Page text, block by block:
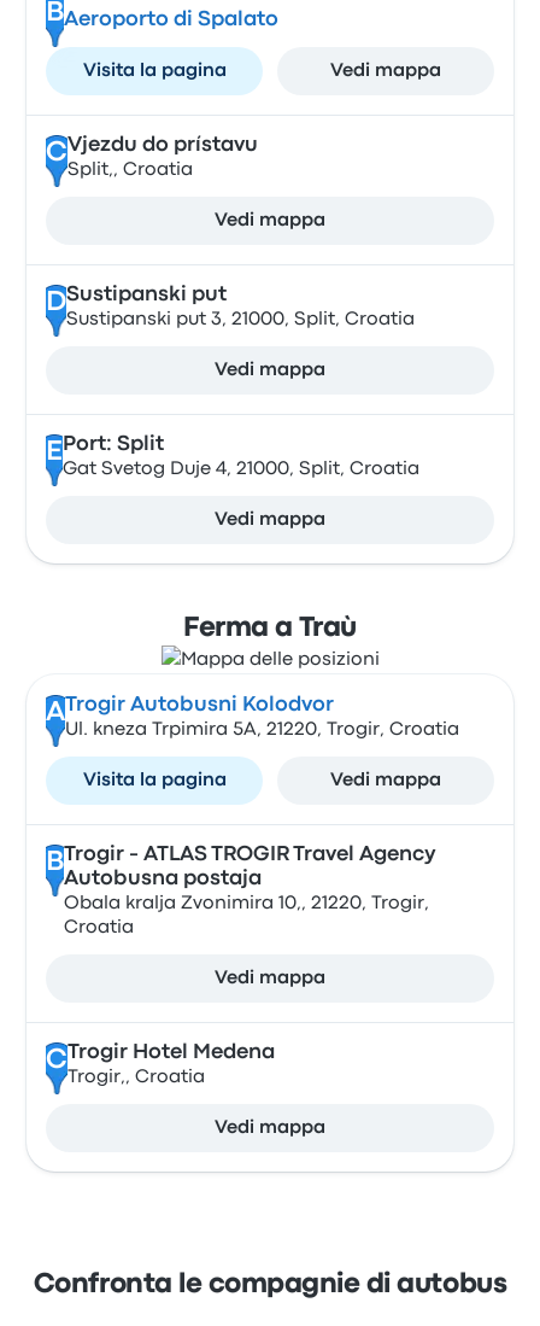
BAeroporto di Spalato
Visita la pagina Vedi mappa
CVjezdu do prístavu
Split,, Croatia
Vedi mappa
DSustipanski put
Sustipanski put 3, 21000, Split, Croatia
Vedi mappa
E Port: Split
Gat Svetog Duje 4, 21000, Split, Croatia
Vedi mappa
Ferma a Traù
A Trogir Autobusni Kolodvor
Ul. kneza Trpimira 5A, 21220, Trogir, Croatia
Visita la pagina Vedi mappa
B Trogir - ATLAS TROGIR Travel Agency
Autobusna postaja
Obala kralja Zvonimira 10,, 21220, Trogir,
Croatia
Vedi mappa
CTrogir Hotel Medena
Trogir,, Croatia
Vedi mappa
Confronta le compagnie di autobus